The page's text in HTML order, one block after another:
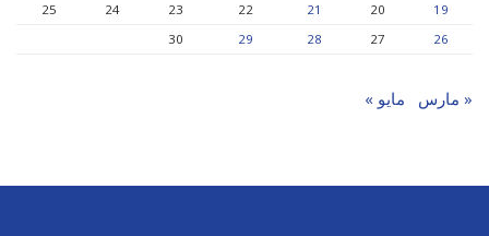
19
20
21
22
23
24
25
26
27
28
29
30
« مارس مايو »